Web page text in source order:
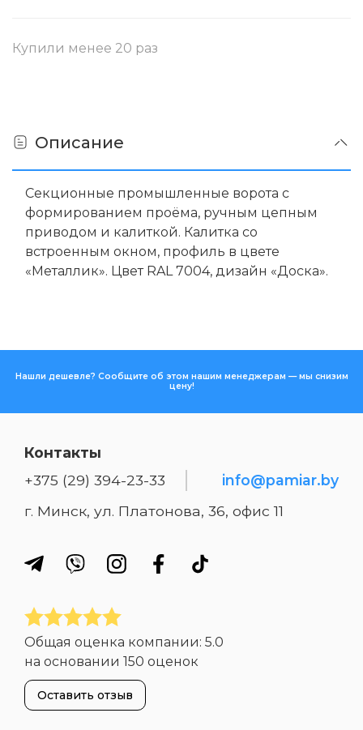
Купили менее 20 раз
Описание
Cекционные промышленные ворота с
формированием проёма, ручным цепным
приводом и калиткой. Калитка со
встроенным окном, профиль в цвете
«Металлик». Цвет RAL 7004, дизайн «Доска».
Нашли дешевле? Сообщите об этом нашим менеджерам — мы снизим
цену!
Контакты
+375 (29) 394-23-33
info@pamiar.by
г. Минск, ул. Платонова, 36, офис 11
Общая оценка компании: 5.0
на основании 150 оценок
Оставить отзыв